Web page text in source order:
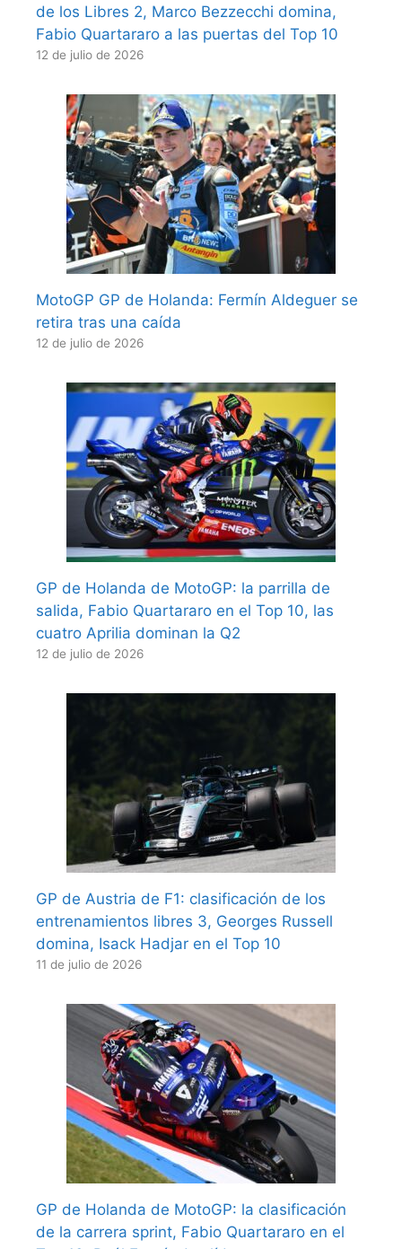
de los Libres 2, Marco Bezzecchi domina,
Fabio Quartararo a las puertas del Top 10
12 de julio de 2026
MotoGP GP de Holanda: Fermín Aldeguer se
retira tras una caída
12 de julio de 2026
GP de Holanda de MotoGP: la parrilla de
salida, Fabio Quartararo en el Top 10, las
cuatro Aprilia dominan la Q2
12 de julio de 2026
GP de Austria de F1: clasificación de los
entrenamientos libres 3, Georges Russell
domina, Isack Hadjar en el Top 10
11 de julio de 2026
GP de Holanda de MotoGP: la clasificación
de la carrera sprint, Fabio Quartararo en el